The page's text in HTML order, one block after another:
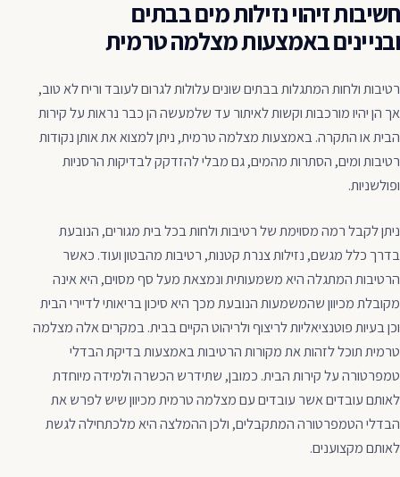
חשיבות זיהוי נזילות מים בבתים
ובניינים באמצעות מצלמה טרמית
רטיבות ולחות המתגלות בבתים שונים עלולות לגרום לעובד וריח לא טוב,
אך הן יהיו מורכבות וקשות לאיתור עד שלמעשה הן כבר נראות על קירות
הבית או התקרה. באמצעות מצלמה טרמית, ניתן למצוא את אותן נקודות
רטיבות ומים, הסתרות מהמים, גם מבלי להזדקק לבדיקות הרסניות
ופולשניות.
ניתן לקבל רמה מסוימת של רטיבות ולחות בכל בית מגורים, הנובעת
בדרך כלל מגשם, נזילות צנרת קטנות, רטיבות מהבטון ועוד. כאשר
הרטיבות המתגלה היא משמעותית ונמצאת מעל סף מסוים, היא אינה
מקובלת מכיוון שהמשמעות הנובעת מכך היא סיכון בריאותי לדיירי הבית
וכן בעיות פוטנציאליות לריצוף ולריהוט הקיים בבית. במקרים אלה מצלמה
טרמית תוכל לזהות את מקורות הרטיבות באמצעות בדיקת הבדלי
טמפרטורה על קירות הבית. כמובן, שתידרש הכשרה ולמידה מיוחדת
לאותם עובדים אשר עובדים עם מצלמה טרמית מכיוון שיש לפרש את
הבדלי הטמפרטורה המתקבלים, ולכן ההמלצה היא מלכתחילה לגשת
לאותם מקצוענים.